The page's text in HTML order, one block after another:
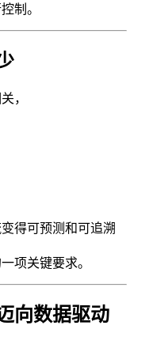
制。
，
得可预测和可追溯
项关键要求。
向数据驱动